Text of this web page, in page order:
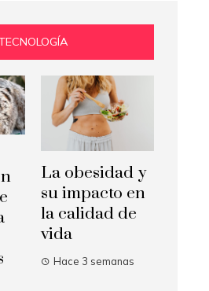
La obesidad y
su impacto en
la calidad de
vida
Hace 3 semanas